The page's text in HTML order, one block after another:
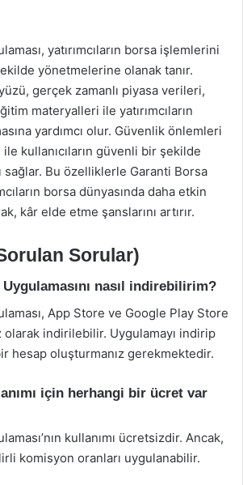
yatırımcıların borsa işlemlerini
yönetmelerine olanak tanır.
gerçek zamanlı piyasa verileri,
materyalleri ile yatırımcıların
yardımcı olur. Güvenlik önlemleri
kullanıcıların güvenli bir şekilde
sağlar. Bu özelliklerle Garanti Borsa
borsa dünyasında daha etkin
kâr elde etme şanslarını artırır.
Sorular)
nasıl indirebilirim?
App Store ve Google Play Store
indirilebilir. Uygulamayı indirip
hesap oluşturmanız gerekmektedir.
için herhangi bir ücret var
kullanımı ücretsizdir. Ancak,
komisyon oranları uygulanabilir.